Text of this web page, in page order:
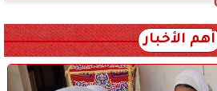
أهم الأخبار